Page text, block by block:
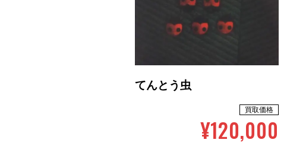
てんとう虫
買取価格
¥120,000